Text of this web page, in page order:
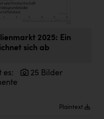
2025: Ein
sich ab
es:
25 Bilder
Plaintext